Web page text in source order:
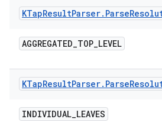
KTapResultParser. Parse
AGGREGATED_TOP_LEVEL
KTapResultParser. Parse
INDIVIDUAL_LEAVES